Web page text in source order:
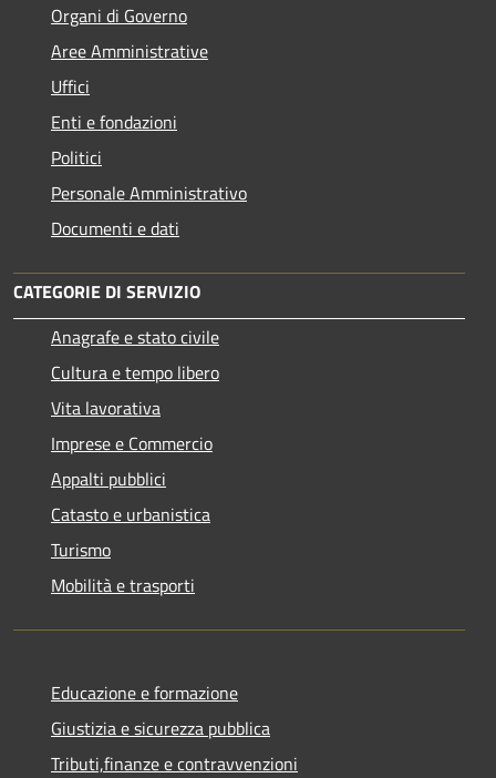
Organi di Governo
Aree Amministrative
Uffici
Enti e fondazioni
Politici
Personale Amministrativo
Documenti e dati
CATEGORIE DI SERVIZIO
Anagrafe e stato civile
Cultura e tempo libero
Vita lavorativa
Imprese e Commercio
Appalti pubblici
Catasto e urbanistica
Turismo
Mobilità e trasporti
Educazione e formazione
Giustizia e sicurezza pubblica
Tributi,finanze e contravvenzioni